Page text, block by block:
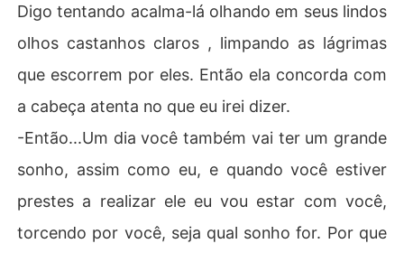
Digo tentando acalma-lá olhando em seus lindos
olhos castanhos claros , limpando as lágrimas
que escorrem por eles. Então ela concorda com
a cabeça atenta no que eu irei dizer.
-Então...Um dia você também vai ter um grande
sonho, assim como eu, e quando você estiver
prestes a realizar ele eu vou estar com você,
torcendo por você, seja qual sonho for. Por que